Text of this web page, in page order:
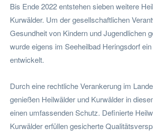
Bis Ende 2022 entstehen sieben weitere
Kurwälder. Um der gesellschaftlichen
Gesundheit von Kindern und Jugendlichen
wurde eigens im Seeheilbad Heringsdorf
entwickelt.
Durch eine rechtliche Verankerung im
genießen Heilwälder und Kurwälder in
einen umfassenden Schutz. Definierte
Kurwälder erfüllen gesicherte